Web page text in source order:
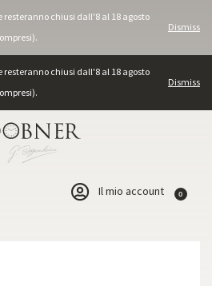
chiusi dall'8 al 18 agosto
Dismiss
chiusi dall'8 al 18 agosto
Dismiss
Il mio account 0